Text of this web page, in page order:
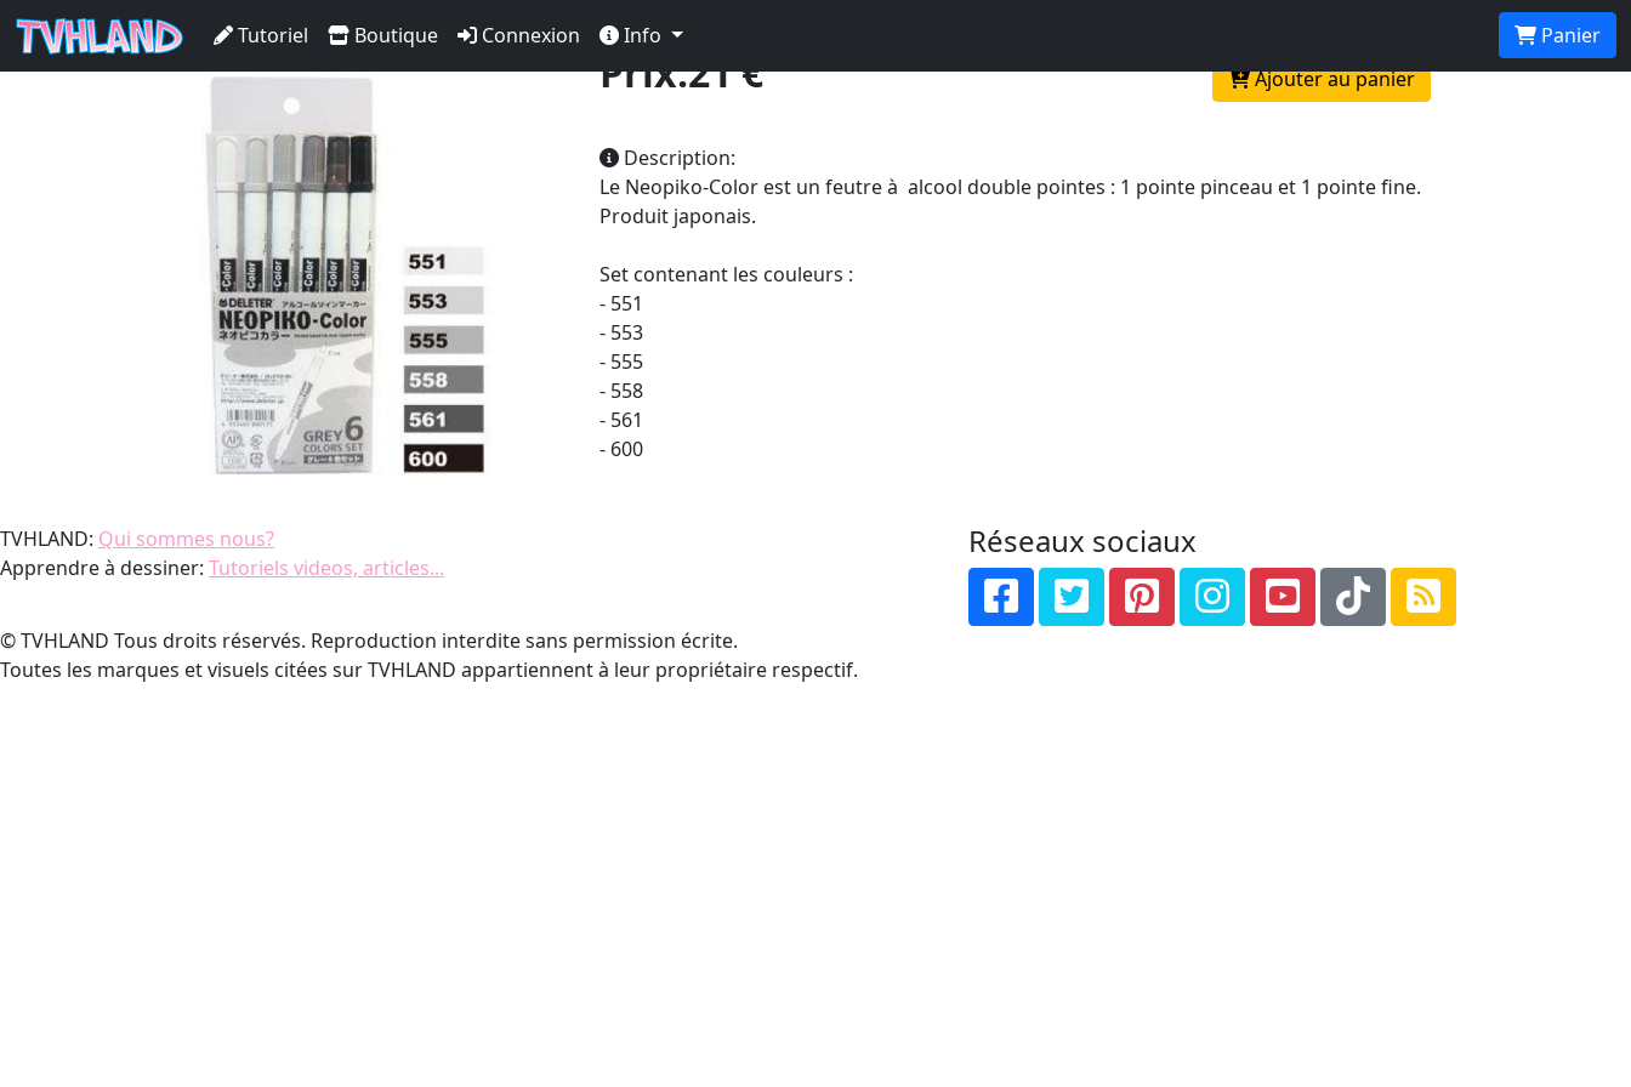
Tutoriel Boutique Connexion Info Panier
Set 6 Neopiko-Color - Tons Gris
Prix:21 € Ajouter au panier
Description:
Le Neopiko-Color est un feutre à alcool double pointes : 1 pointe pinceau et 1 pointe fine.
Produit japonais.
Set contenant les couleurs :
- 551
- 553
- 555
- 558
- 561
- 600
TVHLAND: Qui sommes nous?
Apprendre à dessiner: Tutoriels videos, articles...
Réseaux sociaux
© TVHLAND Tous droits réservés. Reproduction interdite sans permission écrite.
Toutes les marques et visuels citées sur TVHLAND appartiennent à leur propriétaire respectif.